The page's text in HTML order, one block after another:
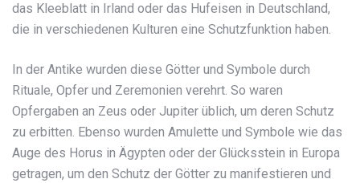
das Kleeblatt in Irland oder das Hufeisen in Deutschland,
die in verschiedenen Kulturen eine Schutzfunktion haben.
In der Antike wurden diese Götter und Symbole durch
Rituale, Opfer und Zeremonien verehrt. So waren
Opfergaben an Zeus oder Jupiter üblich, um deren Schutz
zu erbitten. Ebenso wurden Amulette und Symbole wie das
Auge des Horus in Ägypten oder der Glücksstein in Europa
getragen, um den Schutz der Götter zu manifestieren und